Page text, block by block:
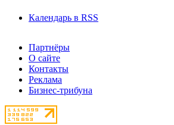
Календарь в RSS
Партнёры
О сайте
Контакты
Реклама
Бизнес-трибуна